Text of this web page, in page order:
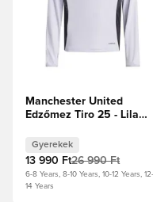
Manchester United
Edzőmez Tiro 25 - Lila
Gyerek
Gyerekek
13 990 Ft26 990 Ft
6-8 Years, 8-10 Years, 10-12 Years, 12-
14 Years